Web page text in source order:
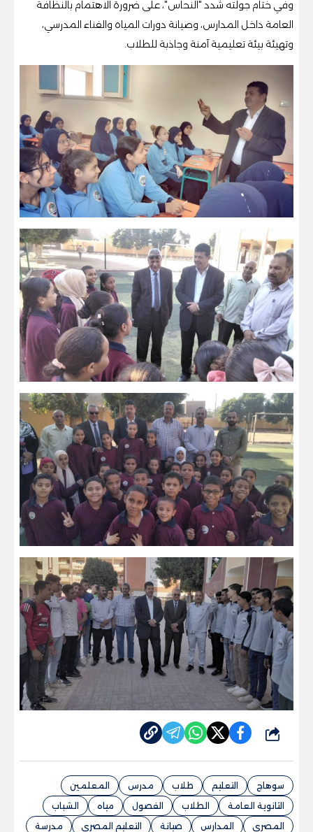
وفي ختام جولته شدد "النحاس"، على ضرورة الاهتمام بالنظافة
العامة داخل المدارس، وصيانة دورات المياه والفناء المدرسي،
وتهيئة بيئة تعليمية آمنة وجاذبة للطلاب.
شارك
سوهاج التعليم طلاب مدرس
المعلمين
الثانوية العامة
الطلاب الفصول مياه
الشباب
المصري
المدارس صيانة التعليم المصرى
مدرسة